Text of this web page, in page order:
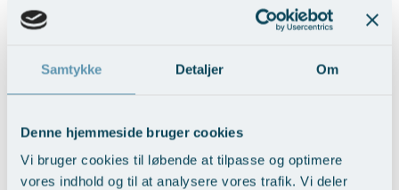
Samtykke Detaljer Om
Denne hjemmeside bruger cookies
Vi bruger cookies til løbende at tilpasse og optimere
vores indhold og til at analysere vores trafik. Vi deler
sundhedsforsikring kan vælge et privathospital i stedet for det
offentlige. Men nu siden specialeplanens ikrafttræden har AROS
ugentligt fra det offentlige sundhedsvæsen.
Tilbage til Nyheder